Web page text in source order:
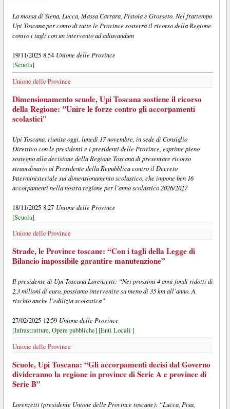
La mossa di Siena, Lucca, Massa Carrara, Pistoia e Grosseto. Nel frattempo
Upi Toscana per conto di tutte le Province sosterrà il ricorso della Regione
contro i tagli con un intervento ad adiuvandum
19/11/2025 8.54 Unione delle Province
[Scuola]
Unione delle Province
Dimensionamento scuole, Upi Toscana sostiene il ricorso
della Regione: "Unire le forze contro gli accorpamenti
scolastici"
Upi Toscana, riunita oggi, lunedì 17 novembre, in sede di Consiglio
Direttivo con le presidenti e i presidenti delle Province, esprime pieno
sostegno alla decisione della Regione Toscana di presentare ricorso
straordinario al Presidente della Repubblica contro il Decreto
Interministeriale sul dimensionamento scolastico, che impone ben 16
accorpamenti nella nostra regione per l’anno scolastico 2026/2027
18/11/2025 8.27 Unione delle Province
[Scuola]
Unione delle Province
Strade, le Province toscane: “Con i tagli della Legge di
Bilancio impossibile garantire manutenzione”
Il presidente di Upi Toscana Lorenzetti: “Nei prossimi 4 anni fondi ridotti di
2,3 milioni di euro, possiamo intervenire su meno di 35 km all’anno. A
rischio anche l’edilizia scolastica”
27/02/2025 12.59 Unione delle Province
[Infrastrutture, Opere pubbliche] [Enti Locali ]
Unione delle Province
Scuole, Upi Toscana: “Gli accorpamenti decisi dal Governo
divideranno la regione in province di Serie A e province di
Serie B”
Lorenzetti (presidente Unione delle Province toscane): “Lucca, Pisa,